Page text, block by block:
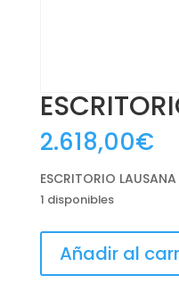
2.618,00€
ESCRITORIO LAUSANA
1 disponibles
LAUSANA
cantidad
Añadir al